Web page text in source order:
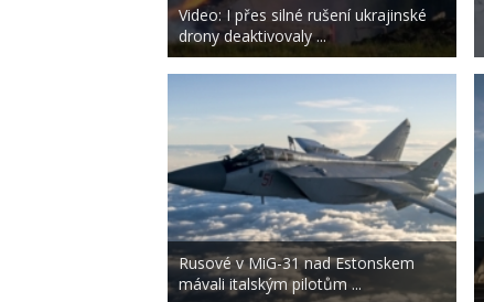
Video: I přes silné rušení ukrajinské
drony deaktivovaly ...
Rusové v MiG-31 nad Estonskem
mávali italským pilotům ...